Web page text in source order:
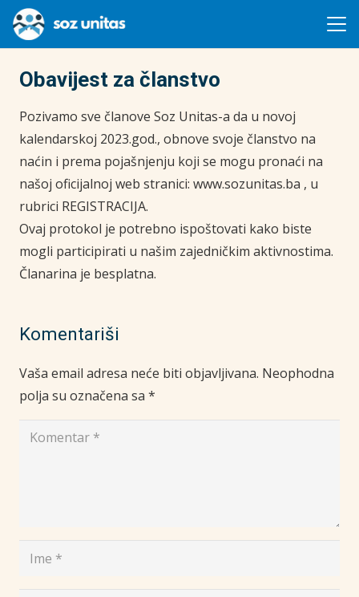
Obavijest za članstvo
Pozivamo sve članove Soz Unitas-a da u novoj
kalendarskoj 2023.god., obnove svoje članstvo na
naćin i prema pojašnjenju koji se mogu pronaći na
našoj oficijalnoj web stranici: www.sozunitas.ba , u
rubrici REGISTRACIJA.
Ovaj protokol je potrebno ispoštovati kako biste
mogli participirati u našim zajedničkim aktivnostima.
Članarina je besplatna.
Komentariši
Vaša email adresa neće biti objavljivana. Neophodna
polja su označena sa *